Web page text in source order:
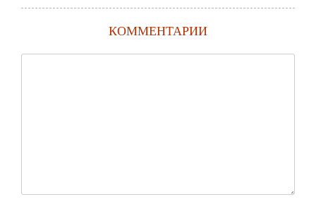
КОММЕНТАРИИ